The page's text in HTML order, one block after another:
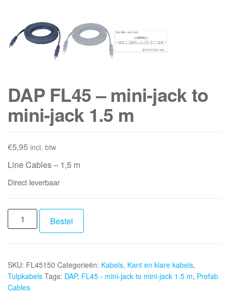
DAP FL45 – mini-jack to
mini-jack 1.5 m
€5,95 incl. btw
Line Cables – 1,5 m
Direct leverbaar
DAP
FL45
jack
to
mini-
Bestel
SKU: FL45150 Categorieën: Kabels, Kant en klare kabels,
Tulpkabels Tags: DAP, FL45 - mini-jack to mini-jack 1.5 m, Prefab
Cables